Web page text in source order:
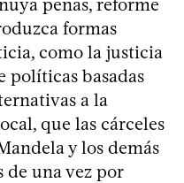
formas
como la justicia
políticas basadas
a la
que las cárceles
y los demás
de una vez por